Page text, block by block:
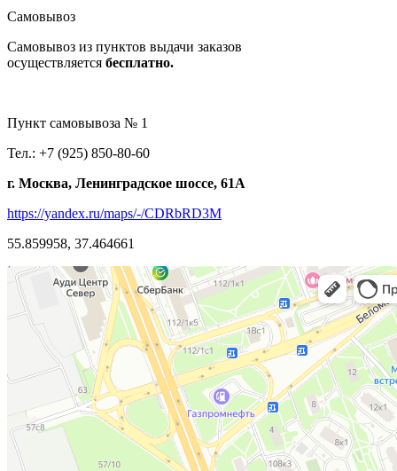
Самовывоз
Самовывоз из пунктов выдачи заказов
осуществляется бесплатно.
Пункт самовывоза № 1
Тел.: +7 (925) 850-80-60
г. Москва, Ленинградское шоссе, 61А
https://yandex.ru/maps/-/CDRbRD3M
55.859958, 37.464661